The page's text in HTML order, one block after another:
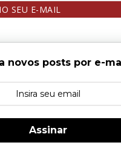
SEU E-MAIL
novos posts por e-
Assinar